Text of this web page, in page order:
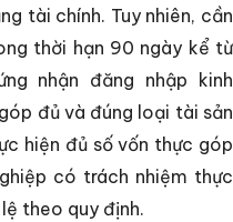
tài chính. Tuy nhiên, cần
thời hạn 90 ngày kể từ
nhận đăng nhập kinh
đủ và đúng loại tài sản
hiện đủ số vốn thực góp
có trách nhiệm thực
theo quy định.